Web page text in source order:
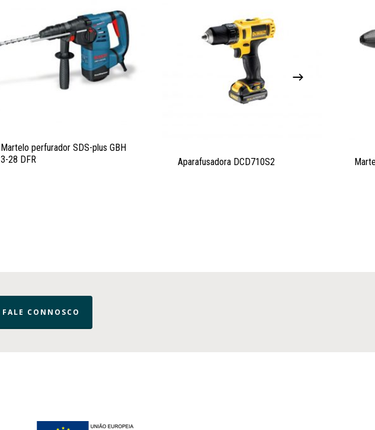
Martelo perfurador SDS-plus GBH
3-28 DFR
Aparafusadora DCD710S2
FALE CONNOSCO